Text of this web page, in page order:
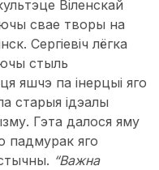
Віленскай
свае творы на
Сергіевіч лёгка
стыль
яшчэ па інерцыі яго
старыя ідэалы
Гэта далося яму
падмурак яго
“Важна